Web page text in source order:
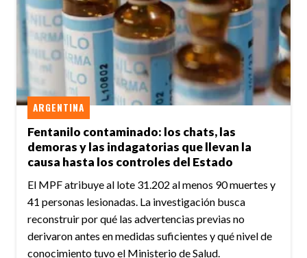
Fentanilo contaminado: los chats, las
demoras y las indagatorias que llevan la
causa hasta los controles del Estado
ARGENTINA
El MPF atribuye al lote 31.202 al menos 90 muertes y
41 personas lesionadas. La investigación busca
reconstruir por qué las advertencias previas no
derivaron antes en medidas suficientes y qué nivel de
conocimiento tuvo el Ministerio de Salud.